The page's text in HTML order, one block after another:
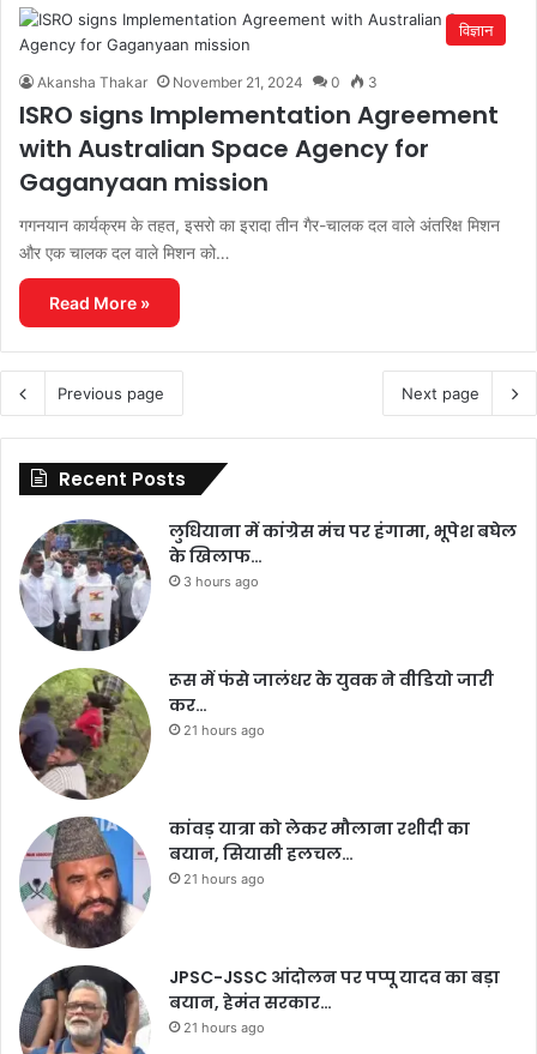
विज्ञान
Akansha Thakar November 21, 2024 0 3
ISRO signs Implementation Agreement
with Australian Space Agency for
Gaganyaan mission
गगनयान कार्यक्रम के तहत, इसरो का इरादा तीन गैर-चालक दल वाले अंतरिक्ष मिशन
और एक चालक दल वाले मिशन को…
Read More »
Previous page Next page
Recent Posts
लुधियाना में कांग्रेस मंच पर हंगामा, भूपेश बघेल
के खिलाफ…
3 hours ago
रूस में फंसे जालंधर के युवक ने वीडियो जारी
कर…
21 hours ago
कांवड़ यात्रा को लेकर मौलाना रशीदी का
बयान, सियासी हलचल…
21 hours ago
JPSC-JSSC आंदोलन पर पप्पू यादव का बड़ा
बयान, हेमंत सरकार…
21 hours ago